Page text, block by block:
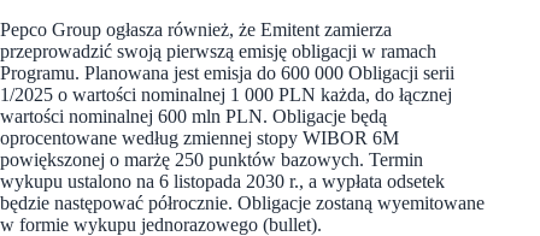
Pepco Group ogłasza również, że Emitent zamierza
przeprowadzić swoją pierwszą emisję obligacji w ramach
Programu. Planowana jest emisja do 600 000 Obligacji serii
1/2025 o wartości nominalnej 1 000 PLN każda, do łącznej
wartości nominalnej 600 mln PLN. Obligacje będą
oprocentowane według zmiennej stopy WIBOR 6M
powiększonej o marżę 250 punktów bazowych. Termin
wykupu ustalono na 6 listopada 2030 r., a wypłata odsetek
będzie następować półrocznie. Obligacje zostaną wyemitowane
w formie wykupu jednorazowego (bullet).